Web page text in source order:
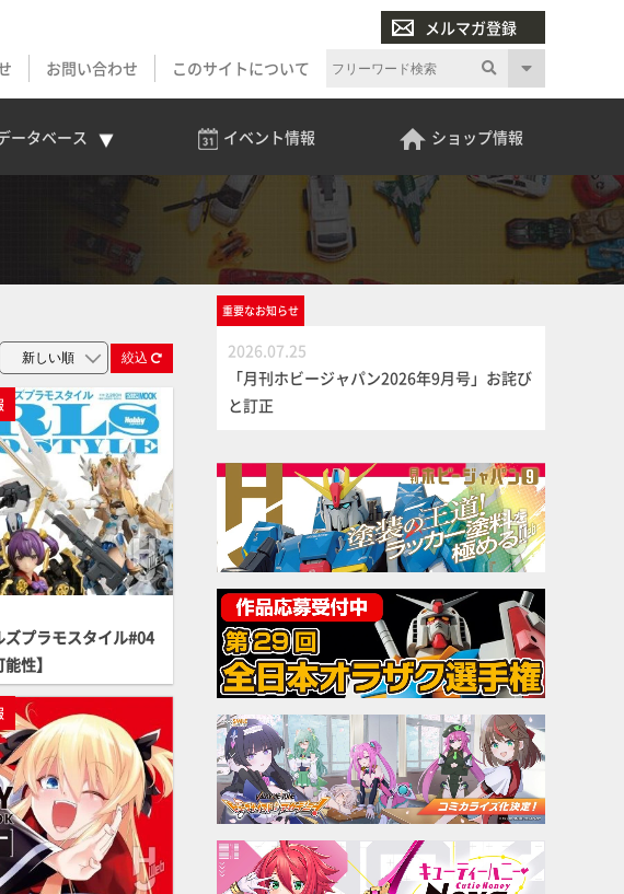
メルマガ登録
お問い合わせ このサイトについて
ータベース イベント情報 ショップ情報
絞込
ズプラモスタイル#04
性】
重要なお知らせ
2026.07.25
「月刊ホビージャパン2026年9月号」お詫び
と訂正